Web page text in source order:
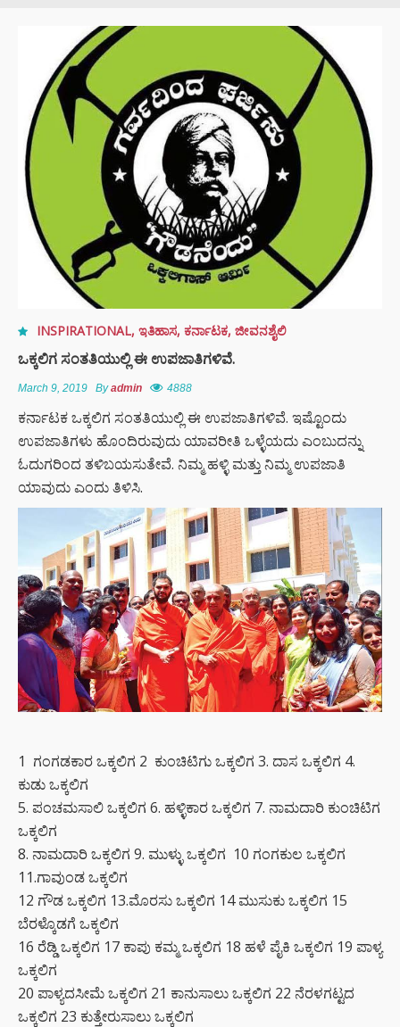
INSPIRATIONAL, ಇತಿಹಾಸ, ಕರ್ನಾಟಕ, ಜೀವನಶೈಲಿ
ಒಕ್ಕಲಿಗ ಸಂತತಿಯುಲ್ಲಿ ಈ ಉಪಜಾತಿಗಳಿವೆ.
March 9, 2019 Byadmin 4888
ಕರ್ನಾಟಕ ಒಕ್ಕಲಿಗ ಸಂತತಿಯುಲ್ಲಿ ಈ ಉಪಜಾತಿಗಳಿವೆ. ಇಷ್ಟೊಂದು
ಉಪಜಾತಿಗಳು ಹೊಂದಿರುವುದು ಯಾವರೀತಿ ಒಳ್ಳೆಯದು ಎಂಬುದನ್ನು
ಓದುಗರಿಂದ ತಳಿಬಯಸುತೇವೆ. ನಿಮ್ಮ ಹಳ್ಳಿ ಮತ್ತು ನಿಮ್ಮ ಉಪಜಾತಿ
ಯಾವುದು ಎಂದು ತಿಳಿಸಿ.
1 ಗಂಗಡಕಾರ ಒಕ್ಕಲಿಗ 2 ಕುಂಚಿಟಿಗು ಒಕ್ಕಲಿಗ 3. ದಾಸ ಒಕ್ಕಲಿಗ 4.
ಕುಡು ಒಕ್ಕಲಿಗ
5. ಪಂಚಮಸಾಲಿ ಒಕ್ಕಲಿಗ 6. ಹಳ್ಳಿಕಾರ ಒಕ್ಕಲಿಗ 7. ನಾಮದಾರಿ ಕುಂಚಿಟಿಗ
ಒಕ್ಕಲಿಗ
8. ನಾಮದಾರಿ ಒಕ್ಕಲಿಗ 9. ಮುಳ್ಳು ಒಕ್ಕಲಿಗ 10 ಗಂಗಕುಲ ಒಕ್ಕಲಿಗ
11.ಗಾವುಂಡ ಒಕ್ಕಲಿಗ
12 ಗೌಡ ಒಕ್ಕಲಿಗ 13.ಮೊರಸು ಒಕ್ಕಲಿಗ 14 ಮುಸುಕು ಒಕ್ಕಲಿಗ 15
ಬೆರಳ್ಕೊಡಗೆ ಒಕ್ಕಲಿಗ
16 ರೆಡ್ಡಿ ಒಕ್ಕಲಿಗ 17 ಕಾಪು ಕಮ್ಮ ಒಕ್ಕಲಿಗ 18 ಹಳೆ ಪೈಕಿ ಒಕ್ಕಲಿಗ 19 ಪಾಳ್ಯ
ಒಕ್ಕಲಿಗ
20 ಪಾಳ್ಯದಸೀಮೆ ಒಕ್ಕಲಿಗ 21 ಕಾನುಸಾಲು ಒಕ್ಕಲಿಗ 22 ನೆರಳಗಟ್ಟದ
ಒಕ್ಕಲಿಗ 23 ಕುತ್ತೇರುಸಾಲು ಒಕ್ಕಲಿಗ